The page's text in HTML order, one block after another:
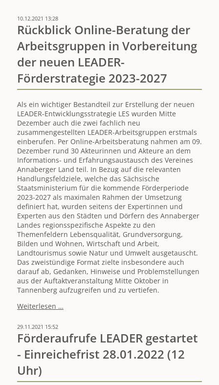
10.12.2021 13:28
Rückblick Online-Beratung der
Arbeitsgruppen in Vorbereitung
der neuen LEADER-
Förderstrategie 2023-2027
Als ein wichtiger Bestandteil zur Erstellung der neuen
LEADER-Entwicklungsstrategie LES wurden Mitte
Dezember auch die zwei fachlich neu
zusammengestellten LEADER-Arbeitsgruppen erstmals
einberufen. Per Online-Arbeitsberatung nahmen am 09.
Dezember rund 30 Akteurinnen und Akteure an dem
Informations- und Erfahrungsaustausch des Vereines
Annaberger Land teil. In Bezug auf die relevanten
Handlungsfeldziele, welche das Sächsische
Staatsministerium für die kommende Förderperiode
2023-2027 als maximalen Rahmen der Umsetzung
definiert hat, wurden seitens der Expertinnen und
Experten aus den Städten und Dörfern des Annaberger
Landes regionsspezifische Aspekte zu den
Themenfeldern Lebensqualität, Grundversorgung,
Bilden und Wohnen, Wirtschaft und Arbeit,
Landtourismus sowie Natur und Umwelt ausgetauscht.
Das zweistündige Format zielte insbesondere auch
darauf ab, Gedanken, Hinweise und Problemstellungen
aus der Auftaktveranstaltung Mitte Oktober in
Tannenberg aufzugreifen und zu vertiefen.
Weiterlesen …
der
Arbeitsgruppen
in
Vorbereitung
neuen
29.11.2021 15:52
Förderaufrufe LEADER gestartet
- Einreichefrist 28.01.2022 (12
Uhr)